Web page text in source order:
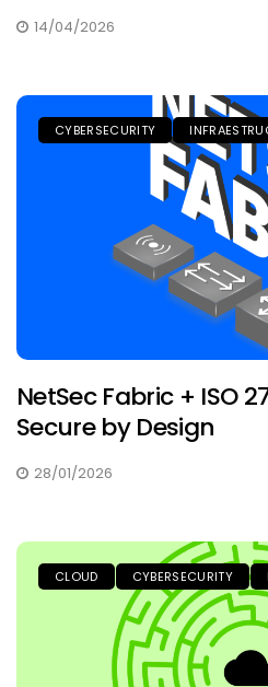
14/04/2026
CYBERSECURITY
NetSec Fabric + ISO
Secure by Design
28/01/2026
CLOUD CYBERSECURITY